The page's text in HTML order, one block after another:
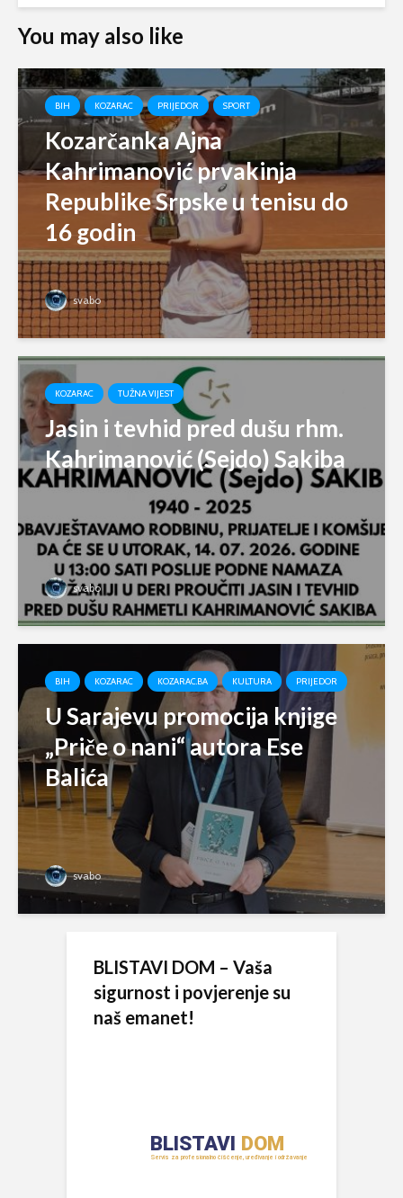
You may also like
BIH KOZARAC PRIJEDOR SPORT
Kozarčanka Ajna
Kahrimanović prvakinja
Republike Srpske u tenisu do
16 godin
svabo
KOZARAC TUŽNA VIJEST
Jasin i tevhid pred dušu rhm.
Kahrimanović (Sejdo) Sakiba
svabo
BIH KOZARAC KOZARAC.BA KULTURA PRIJEDOR
U Sarajevu promocija knjige
„Priče o nani“ autora Ese
Balića
svabo
BLISTAVI DOM – Vaša
sigurnost i povjerenje su
naš emanet!